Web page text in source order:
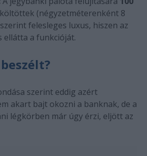
költöttek (négyzetméterenként 8
felesleges luxus, hiszen az
ellátta a funkcióját.
szerint eddig azért
akart bajt okozni a banknak, de a
légkörben már úgy érzi, eljött az